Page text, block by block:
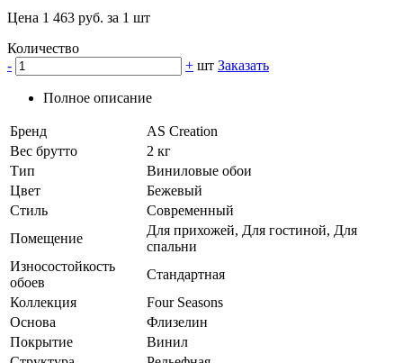
Цена 1 463 руб. за 1 шт
Количество
-
+ шт Заказать
Полное описание
Бренд
AS Creation
Вес брутто
2 кг
Тип
Виниловые обои
Цвет
Бежевый
Стиль
Современный
Помещение
Для прихожей, Для гостиной, Для
спальни
Износостойкость
обоев
Стандартная
Коллекция
Four Seasons
Основа
Флизелин
Покрытие
Винил